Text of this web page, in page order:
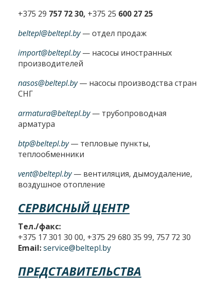
+375 29 757 72 30, +375 25 600 27 25
beltepl@beltepl.by— отдел продаж
import@beltepl.by— насосы иностранных
производителей
nasos@beltepl.by— насосы производства стран
СНГ
armatura@beltepl.by— трубопроводная
арматура
btp@beltepl.by— тепловые пункты,
теплообменники
vent@beltepl.by— вентиляция, дымоудаление,
воздушное отопление
СЕРВИСНЫЙ ЦЕНТР
Тел./факс:
+375 17 301 30 00, +375 29 680 35 99, 757 72 30
Email: service@beltepl.by
ПРЕДСТАВИТЕЛЬСТВА